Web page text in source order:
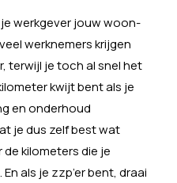
werkgever jouw woon-
werknemers krijgen
terwijl je toch al snel het
kwijt bent als je
en onderhoud
je dus zelf best wat
de kilometers die je
als je zzp’er bent, draai